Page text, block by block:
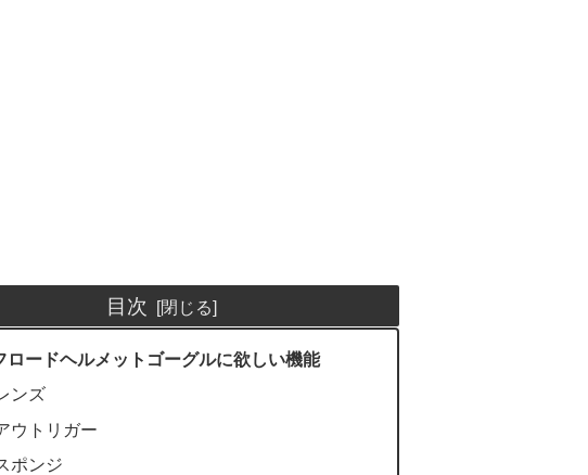
目次
ロードヘルメットゴーグルに欲しい機能
ンズ
ウトリガー
ポンジ